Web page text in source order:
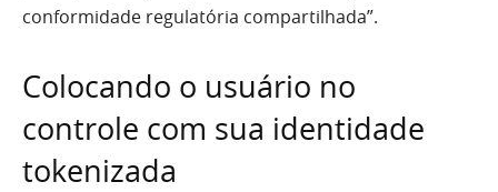
conformidade regulatória compartilhada”.
Colocando o usuário no
controle com sua identidade
tokenizada